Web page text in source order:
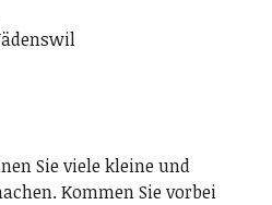
Sie viele kleine und
Kommen Sie vorbei